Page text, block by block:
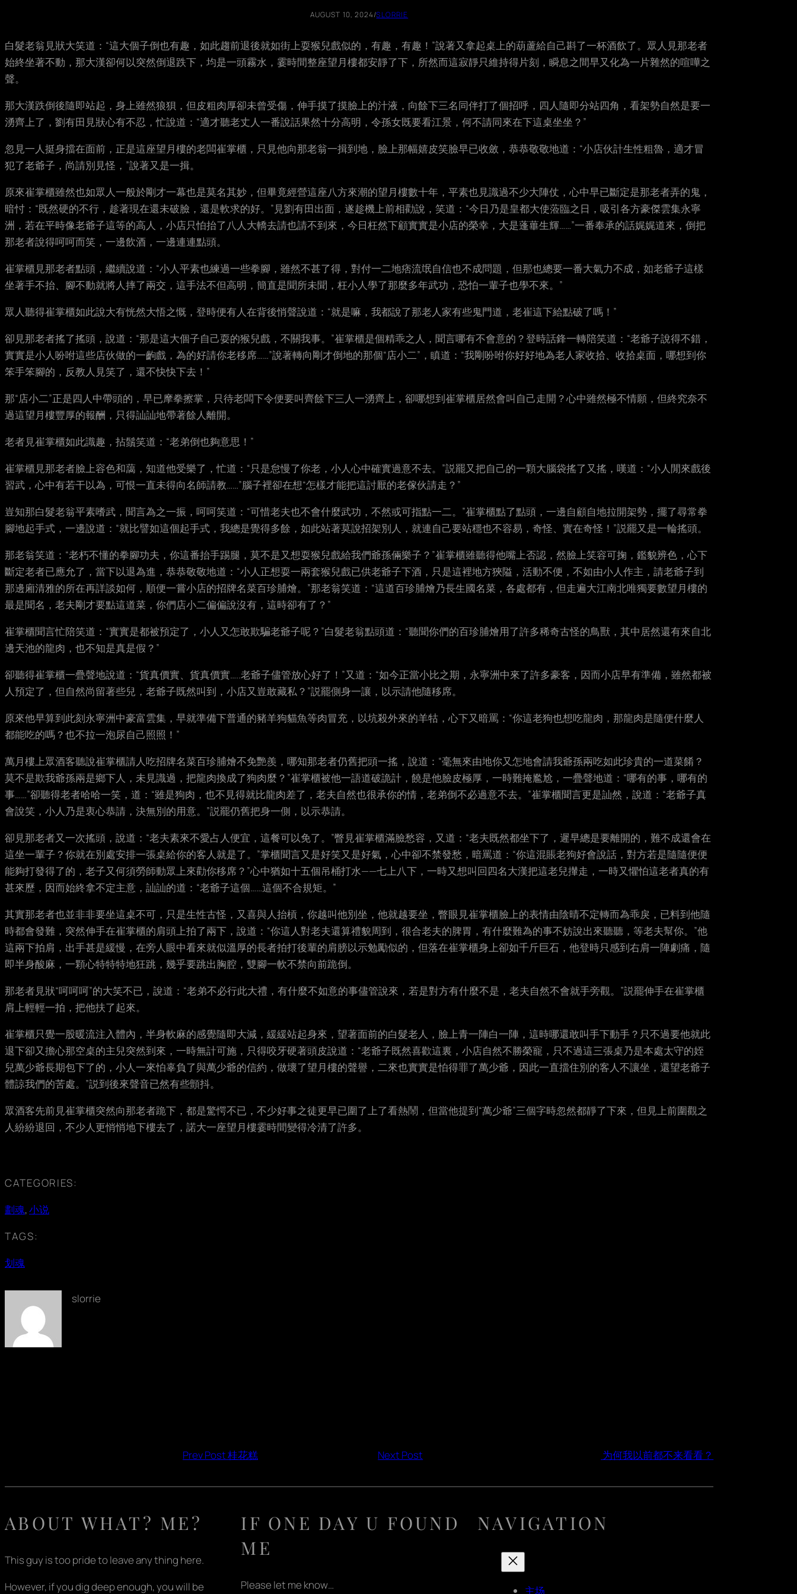
AUGUST 10, 2024/SLORRIE
白髮老翁見狀大笑道：“這大個子倒也有趣，如此趨前退後就如街上耍猴兒戲似的，有趣，有趣！”說著又拿起桌上的葫蘆給自己斟了一杯酒飲了。眾人見那老者
始終坐著不動，那大漢卻何以突然倒退跌下，均是一頭霧水，霎時間整座望月樓都安靜了下，所然而這寂靜只維持得片刻，瞬息之間早又化為一片雜然的喧嘩之
聲。
那大漢跌倒後隨即站起，身上雖然狼狽，但皮粗肉厚卻未曾受傷，伸手摸了摸臉上的汁液，向餘下三名同伴打了個招呼，四人隨即分站四角，看架勢自然是要一
湧齊上了，劉有田見狀心有不忍，忙說道：“適才聽老丈人一番說話果然十分高明，令孫女既要看江景，何不請同來在下這桌坐坐？”
忽見一人挺身擋在面前，正是這座望月樓的老闆崔掌櫃，只見他向那老翁一揖到地，臉上那幅嬉皮笑臉早已收斂，恭恭敬敬地道：“小店伙計生性粗魯，適才冒
犯了老爺子，尚請別見怪，”說著又是一揖。
原來崔掌櫃雖然也如眾人一般於剛才一幕也是莫名其妙，但畢竟經營這座八方來潮的望月樓數十年，平素也見識過不少大陣仗，心中早已斷定是那老者弄的鬼，
暗忖：“既然硬的不行，趁著現在還未破臉，還是軟求的好。”見劉有田出面，遂趁機上前相勸說，笑道：“今日乃是皇都大使蒞臨之日，吸引各方豪傑雲集永寧
洲，若在平時像老爺子這等的高人，小店只怕抬了八人大轎去請也請不到來，今日枉然下顧實實是小店的榮幸，大是蓬蓽生輝……”一番奉承的話娓娓道來，倒把
那老者說得呵呵而笑，一邊飲酒，一邊連連點頭。
崔掌櫃見那老者點頭，繼續說道：“小人平素也練過一些拳腳，雖然不甚了得，對付一二地痞流氓自信也不成問題，但那也總要一番大氣力不成，如老爺子這樣
坐著手不抬、腳不動就將人摔了兩交，這手法不但高明，簡直是聞所未聞，枉小人學了那麼多年武功，恐怕一輩子也學不來。”
眾人聽得崔掌櫃如此說大有恍然大悟之慨，登時便有人在背後悄聲說道：“就是嘛，我都說了那老人家有些鬼門道，老崔這下給點破了嗎！”
卻見那老者搖了搖頭，說道：“那是這大個子自己耍的猴兒戲，不關我事。”崔掌櫃是個精乖之人，聞言哪有不會意的？登時話鋒一轉陪笑道：“老爺子說得不錯，
實實是小人吩咐這些店伙做的一齣戲，為的好請你老移席……”說著轉向剛才倒地的那個“店小二”，瞋道：“我剛吩咐你好好地為老人家收拾、收拾桌面，哪想到你
笨手笨腳的，反教人見笑了，還不快快下去！”
那“店小二”正是四人中帶頭的，早已摩拳擦掌，只待老闆下令便要叫齊餘下三人一湧齊上，卻哪想到崔掌櫃居然會叫自己走開？心中雖然極不情願，但終究奈不
過這望月樓豐厚的報酬，只得訕訕地帶著餘人離開。
老者見崔掌櫃如此識趣，拈鬚笑道：“老弟倒也夠意思！”
崔掌櫃見那老者臉上容色和藹，知道他受樂了，忙道：“只是怠慢了你老，小人心中確實過意不去。”説罷又把自己的一顆大腦袋搖了又搖，嘆道：“小人閒來戲後
習武，心中有若干以為，可恨一直未得向名師請教……”腦子裡卻在想“怎樣才能把這討厭的老傢伙請走？”
豈知那白髮老翁平素嗜武，聞言為之一振，呵呵笑道：“可惜老夫也不會什麼武功，不然或可指點一二。”崔掌櫃點了點頭，一邊自顧自地拉開架勢，擺了尋常拳
腳地起手式，一邊說道：“就比譬如這個起手式，我總是覺得多餘，如此站著莫說招架別人，就連自己要站穩也不容易，奇怪、實在奇怪！”説罷又是一輪搖頭。
那老翁笑道：“老朽不懂的拳腳功夫，你這番抬手踢腿，莫不是又想耍猴兒戲給我們爺孫倆樂子？”崔掌櫃雖聽得他嘴上否認，然臉上笑容可掬，鑑貌辨色，心下
斷定老者已應允了，當下以退為進，恭恭敬敬地道：“小人正想耍一兩套猴兒戲已供老爺子下酒，只是這裡地方狹隘，活動不便，不如由小人作主，請老爺子到
那邊廂清雅的所在再詳談如何，順便一嘗小店的招牌名菜百珍脯燴。”那老翁笑道：“這道百珍脯燴乃長生國名菜，各處都有，但走遍大江南北唯獨要數望月樓的
最是聞名，老夫剛才要點這道菜，你們店小二偏偏說沒有，這時卻有了？”
崔掌櫃聞言忙陪笑道：“實實是都被預定了，小人又怎敢欺騙老爺子呢？”白髮老翁點頭道：“聽聞你們的百珍脯燴用了許多稀奇古怪的鳥獸，其中居然還有來自北
邊天池的龍肉，也不知是真是假？”
卻聽得崔掌櫃一疊聲地說道：“貨真價實、貨真價實…..老爺子儘管放心好了！”又道：“如今正當小比之期，永寧洲中來了許多豪客，因而小店早有準備，雖然都被
人預定了，但自然尚留著些兒，老爺子既然叫到，小店又豈敢藏私？”説罷側身一讓，以示請他隨移席。
原來他早算到此刻永寧洲中豪富雲集，早就準備下普通的豬羊狗貓魚等肉冒充，以坑殺外來的羊牯，心下又暗罵：“你這老狗也想吃龍肉，那龍肉是隨便什麼人
都能吃的嗎？也不拉一泡尿自己照照！”
萬月樓上眾酒客聽說崔掌櫃請人吃招牌名菜百珍脯燴不免艷羨，哪知那老者仍舊把頭一搖，說道：“毫無來由地你又怎地會請我爺孫兩吃如此珍貴的一道菜餚？
莫不是欺我爺孫兩是鄉下人，未見識過，把龍肉換成了狗肉麼？”崔掌櫃被他一語道破詭計，饒是他臉皮極厚，一時難掩尷尬，一疊聲地道：“哪有的事，哪有的
事……”卻聽得老者哈哈一笑，道：“雖是狗肉，也不見得就比龍肉差了，老夫自然也很承你的情，老弟倒不必過意不去。”崔掌櫃聞言更是訕然，說道：“老爺子真
會說笑，小人乃是衷心恭請，決無別的用意。”説罷仍舊把身一側，以示恭請。
卻見那老者又一次搖頭，說道：“老夫素來不愛占人便宜，這餐可以免了。”瞥見崔掌櫃滿臉愁容，又道：“老夫既然都坐下了，遲早總是要離開的，難不成還會在
這坐一輩子？你就在別處安排一張桌給你的客人就是了。”掌櫃聞言又是好笑又是好氣，心中卻不禁發愁，暗罵道：“你這混賬老狗好會說話，對方若是隨隨便便
能夠打發得了的，老子又何須勞師動眾上來勸你移席？”心中猶如十五個吊桶打水——七上八下，一時又想叫回四名大漢把這老兒攆走，一時又懼怕這老者真的有
甚來歷，因而始終拿不定主意，訕訕的道：“老爺子這個……這個不合規矩。”
其實那老者也並非非要坐這桌不可，只是生性古怪，又喜與人抬槓，你越叫他別坐，他就越要坐，瞥眼見崔掌櫃臉上的表情由陰晴不定轉而為乖戾，已料到他隨
時都會發難，突然伸手在崔掌櫃的肩頭上拍了兩下，說道：“你這人對老夫還算禮貌周到，很合老夫的脾胃，有什麼難為的事不妨說出來聽聽，等老夫幫你。”他
這兩下拍肩，出手甚是緩慢，在旁人眼中看來就似溫厚的長者拍打後輩的肩膀以示勉勵似的，但落在崔掌櫃身上卻如千斤巨石，他登時只感到右肩一陣劇痛，隨
即半身酸麻，一顆心特特特地狂跳，幾乎要跳出胸腔，雙腳一軟不禁向前跪倒。
那老者見狀“呵呵呵”的大笑不已，說道：“老弟不必行此大禮，有什麼不如意的事儘管說來，若是對方有什麼不是，老夫自然不會就手旁觀。”説罷伸手在崔掌櫃
肩上輕輕一拍，把他扶了起來。
崔掌櫃只覺一股暖流注入體內，半身軟麻的感覺隨即大減，緩緩站起身來，望著面前的白髮老人，臉上青一陣白一陣，這時哪還敢叫手下動手？只不過要他就此
退下卻又擔心那空桌的主兒突然到來，一時無計可施，只得咬牙硬著頭皮說道：“老爺子既然喜歡這裏，小店自然不勝榮寵，只不過這三張桌乃是本處太守的姪
兒萬少爺長期包下了的，小人一來怕辜負了與萬少爺的信約，做壞了望月樓的聲譽，二來也實實是怕得罪了萬少爺，因此一直擋住別的客人不讓坐，還望老爺子
體諒我們的苦處。”説到後來聲音已然有些顫抖。
眾酒客先前見崔掌櫃突然向那老者跪下，都是驚愕不已，不少好事之徒更早已圍了上了看熱鬧，但當他提到“萬少爺”三個字時忽然都靜了下來，但見上前圍觀之
人紛紛退回，不少人更悄悄地下樓去了，諾大一座望月樓霎時間變得冷清了許多。
CATEGORIES:
劃魂, 小说
TAGS:
划魂
slorrie
Prev Post桂花糕 Next Post 为何我以前都不来看看？
ABOUT WHAT? ME?
This guy is too pride to leave any thing here.
However, if you dig deep enough, you will be
IF ONE DAY U FOUND
ME
Please let me know…
NAVIGATION
主场